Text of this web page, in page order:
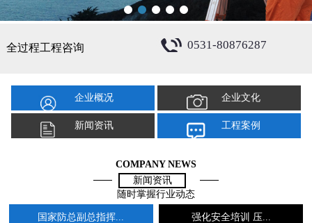
全过程工程咨询 0531-80876287
企业概况 企业文化
新闻资讯 工程案例
COMPANY NEWS
新闻资讯
随时掌握行业动态
国家防总副总指挥... 强化安全培训 压...